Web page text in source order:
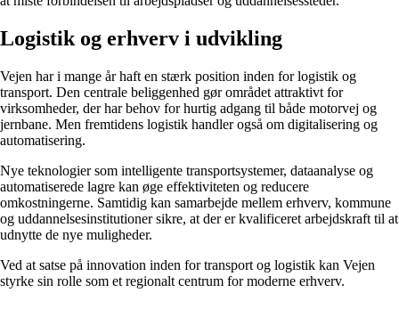
Logistik og erhverv i udvikling
Vejen har i mange år haft en stærk position inden for logistik og
transport. Den centrale beliggenhed gør området attraktivt for
virksomheder, der har behov for hurtig adgang til både motorvej og
jernbane. Men fremtidens logistik handler også om digitalisering og
automatisering.
Nye teknologier som intelligente transportsystemer, dataanalyse og
automatiserede lagre kan øge effektiviteten og reducere
omkostningerne. Samtidig kan samarbejde mellem erhverv, kommune
og uddannelsesinstitutioner sikre, at der er kvalificeret arbejdskraft til at
udnytte de nye muligheder.
Ved at satse på innovation inden for transport og logistik kan Vejen
styrke sin rolle som et regionalt centrum for moderne erhverv.